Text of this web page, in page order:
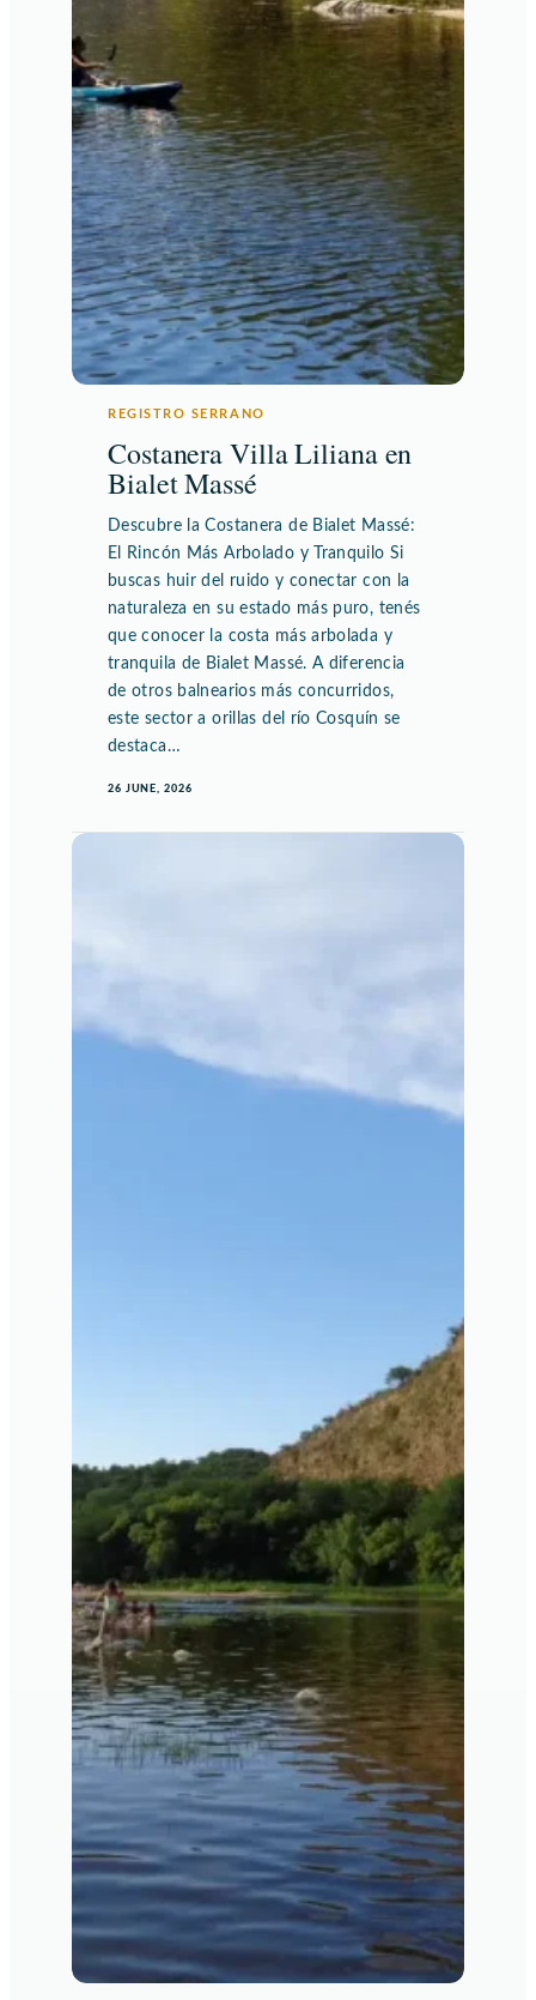
REGISTRO SERRANO
Costanera Villa Liliana en
Bialet Massé
Descubre la Costanera de Bialet Massé:
El Rincón Más Arbolado y Tranquilo Si
buscas huir del ruido y conectar con la
naturaleza en su estado más puro, tenés
que conocer la costa más arbolada y
tranquila de Bialet Massé. A diferencia
de otros balnearios más concurridos,
este sector a orillas del río Cosquín se
destaca…
26 JUNE, 2026